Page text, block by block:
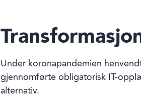
Under koronapandemien
gjennomførte obligatorisk IT-
alternativ.